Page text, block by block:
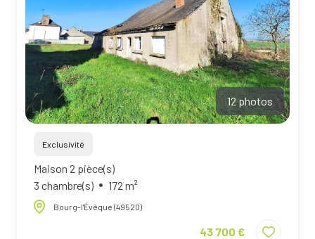
VOTRE
BIEN
NOTRE
ÉQUIPE
12 photos
Exclusivité
Maison 2 pièce(s)
3 chambre(s)
172 m²
Bourg-l'Évêque (49520)
43 700 €